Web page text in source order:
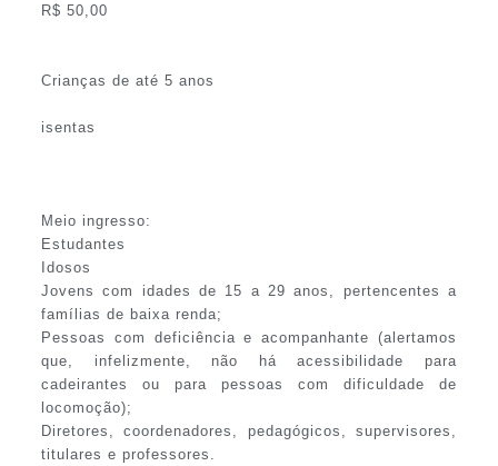
R$ 50,00
Crianças de até 5 anos
isentas
Meio ingresso:
Estudantes
Idosos
Jovens com idades de 15 a 29 anos, pertencentes a
famílias de baixa renda;
Pessoas com deficiência e acompanhante (alertamos
que, infelizmente, não há acessibilidade para
cadeirantes ou para pessoas com dificuldade de
locomoção);
Diretores, coordenadores, pedagógicos, supervisores,
titulares e professores.